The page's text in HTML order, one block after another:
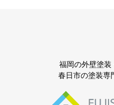
福岡の外壁塗装
春日市の塗装専